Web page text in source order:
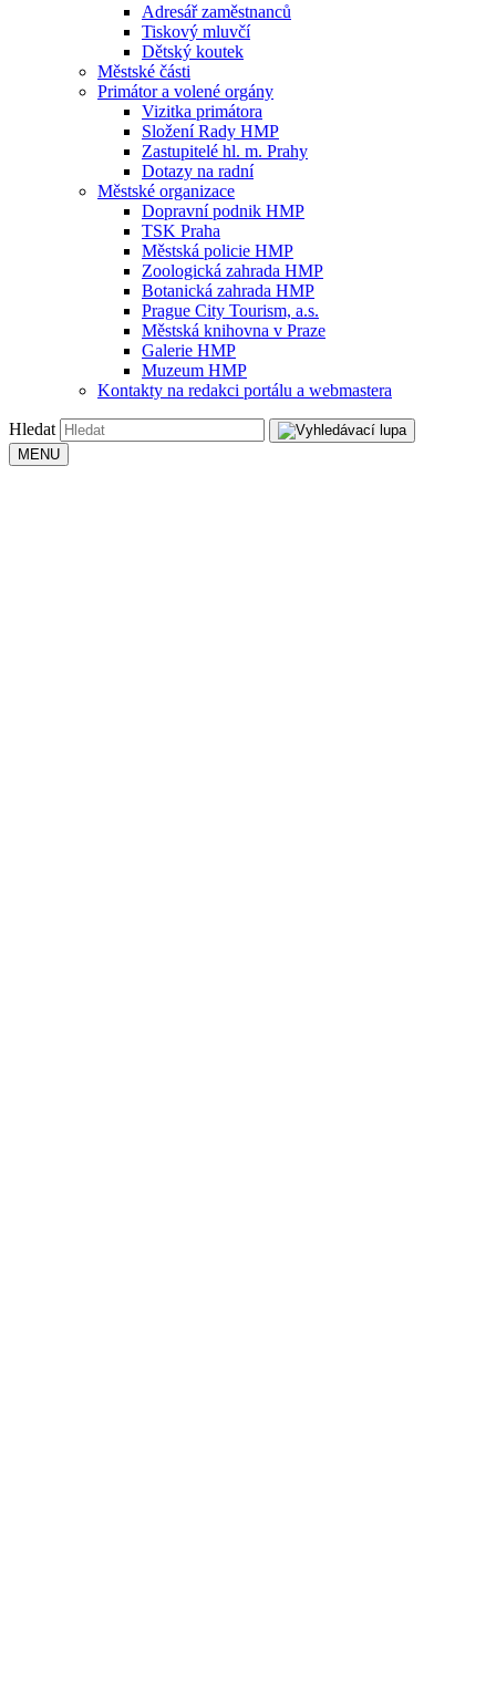
Adresář zaměstnanců
Tiskový mluvčí
Dětský koutek
Městské části
Primátor a volené orgány
Vizitka primátora
Složení Rady HMP
Zastupitelé hl. m. Prahy
Dotazy na radní
Městské organizace
Dopravní podnik HMP
TSK Praha
Městská policie HMP
Zoologická zahrada HMP
Botanická zahrada HMP
Prague City Tourism, a.s.
Městská knihovna v Praze
Galerie HMP
Muzeum HMP
Kontakty na redakci portálu a webmastera
Hledat
MENU